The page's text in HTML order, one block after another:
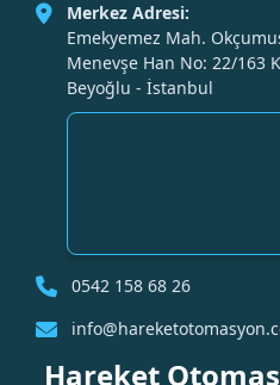
Merkez Adresi:
Emekyemez Mah.
Menevşe Han No: 22/163
Beyoğlu - İstanbul
0542 158 68 26
Hareket